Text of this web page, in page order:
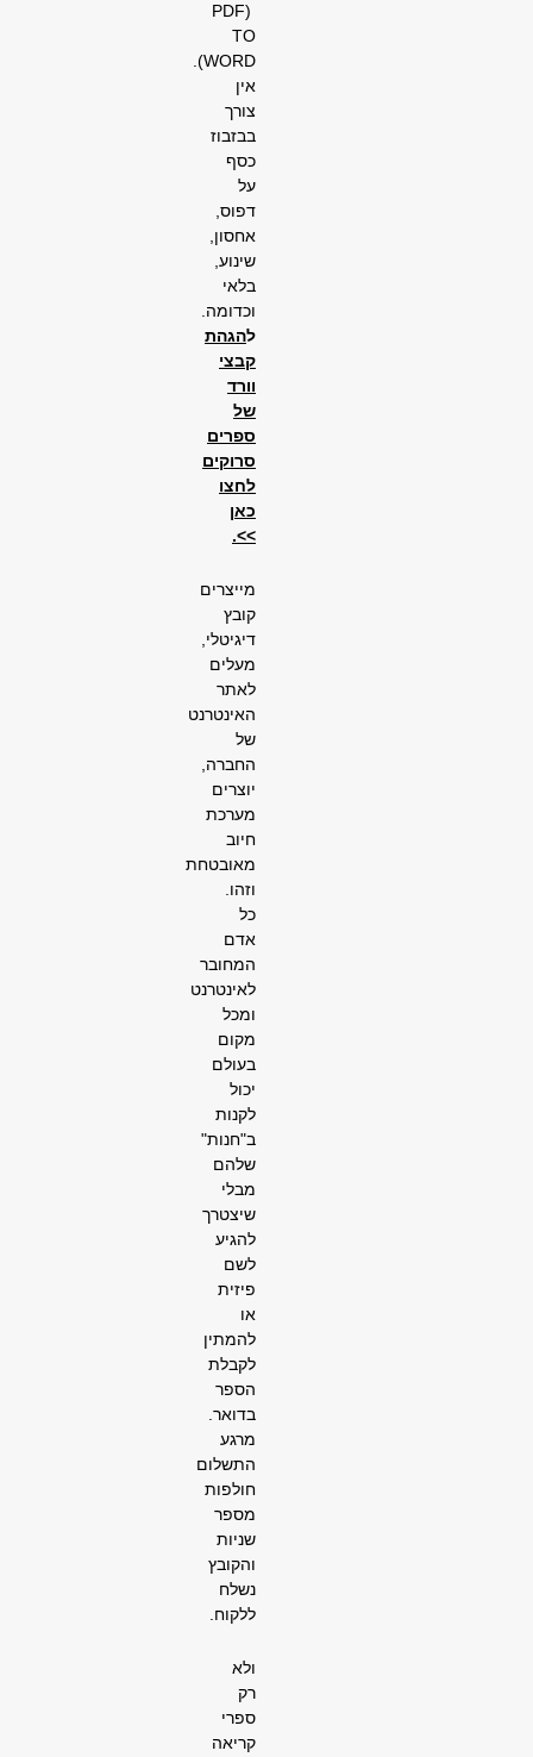
(PDF
TO
WORD).
אין
צורך
בבזבוז
כסף
על
דפוס,
אחסון,
שינוע,
בלאי
וכדומה.
להגהת
קבצי
וורד
של
ספרים
סרוקים
לחצו
כאן
>>.
מייצרים
קובץ
דיגיטלי,
מעלים
לאתר
האינטרנט
של
החברה,
יוצרים
מערכת
חיוב
מאובטחת
וזהו.
כל
אדם
המחובר
לאינטרנט
ומכל
מקום
בעולם
יכול
לקנות
ב"חנות"
שלהם
מבלי
שיצטרך
להגיע
לשם
פיזית
או
להמתין
לקבלת
הספר
בדואר.
מרגע
התשלום
חולפות
מספר
שניות
והקובץ
נשלח
ללקוח.
ולא
רק
ספרי
קריאה